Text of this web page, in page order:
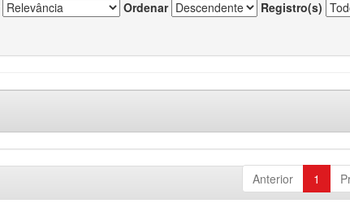
Ordenar Registro(s)
Anterior 1